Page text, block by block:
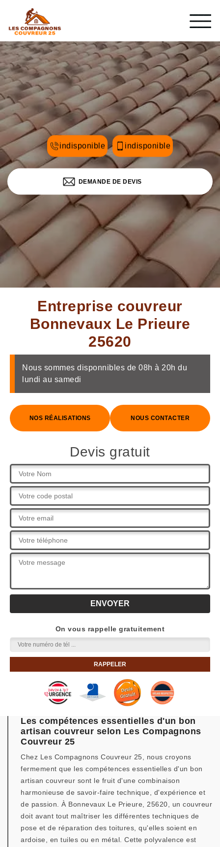
indisponible indisponible
DEMANDE DE DEVIS
Entreprise couvreur
Bonnevaux Le Prieure
25620
Nous sommes disponnibles de 08h à 20h du
lundi au samedi
NOS RÉALISATIONS NOUS CONTACTER
Devis gratuit
On vous rappelle gratuitement
Les compétences essentielles d'un bon
artisan couvreur selon Les Compagnons
Couvreur 25
Chez Les Compagnons Couvreur 25, nous croyons
fermement que les compétences essentielles d'un bon
artisan couvreur sont le fruit d'une combinaison
harmonieuse de savoir-faire technique, d'expérience et
de passion. À Bonnevaux Le Prieure, 25620, un couvreur
doit avant tout maîtriser les différentes techniques de
pose et de réparation des toitures, qu'elles soient en
ardoise, en tuiles ou en métal. Cette polyvalence est